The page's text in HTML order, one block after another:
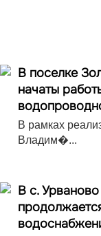
В поселке
начаты
В рамках
Владим�...
В с.